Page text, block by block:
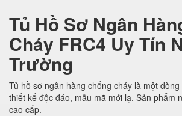
Tủ Hồ Sơ Ngân
Cháy FRC4 Uy Tín
Trường
Tủ hồ sơ ngân hàng chống cháy là một
thiết kế độc đáo, mẫu mã mới lạ. Sản phẩm
cao cấp.